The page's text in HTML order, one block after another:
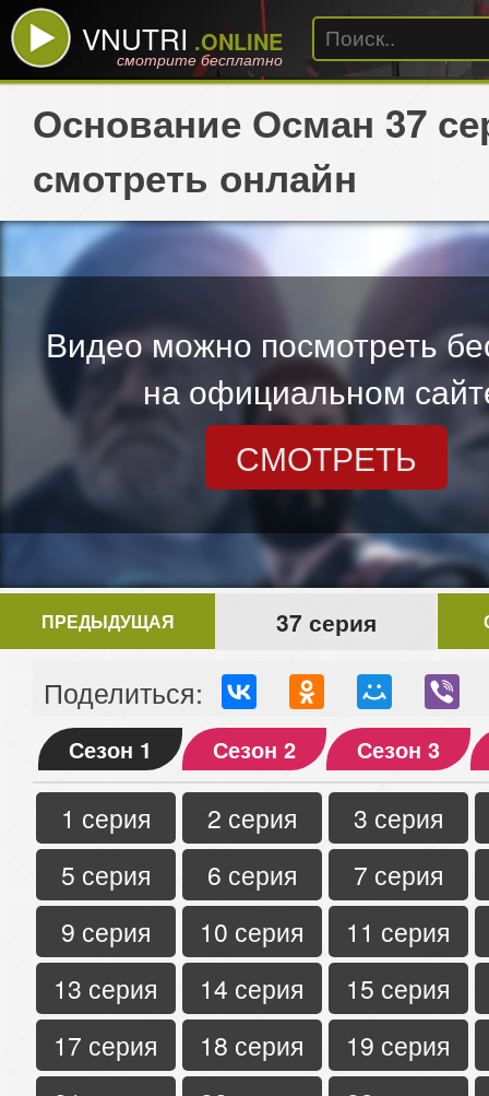
VNUTRI .ONLINE
смотрите бесплатно
Основание Осман 37
смотреть онлайн
Видео можно посмотреть
на официальном
СМОТРЕТЬ
ПРЕДЫДУЩАЯ 37 серия
Поделиться:
Сезон 1 Сезон 2 Сезон 3
1 серия 2 серия
3 серия
5 серия
6 серия
7 серия
9 серия
10 серия
11 серия
13 серия
14 серия
15 серия
17 серия
18 серия
19 серия